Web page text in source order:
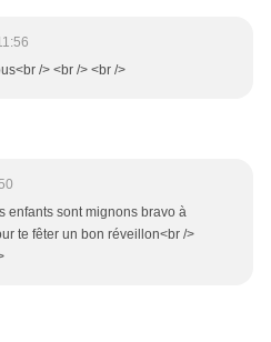
/> <br /> <br />
enfants sont mignons bravo à
te fêter un bon réveillon<br />